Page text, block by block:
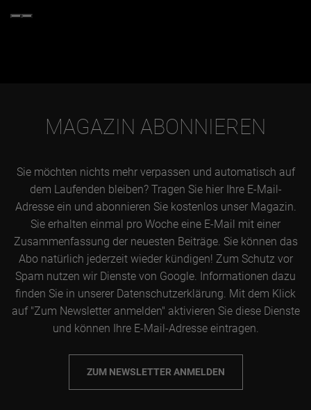
MAGAZIN ABONNIEREN
Sie möchten nichts mehr verpassen und automatisch auf
dem Laufenden bleiben? Tragen Sie hier Ihre E-Mail-
Adresse ein und abonnieren Sie kostenlos unser Magazin.
Sie erhalten einmal pro Woche eine E-Mail mit einer
Zusammenfassung der neuesten Beiträge. Sie können das
Abo natürlich jederzeit wieder kündigen! Zum Schutz vor
Spam nutzen wir Dienste von Google. Informationen dazu
finden Sie in unserer Datenschutzerklärung. Mit dem Klick
auf "Zum Newsletter anmelden" aktivieren Sie diese Dienste
und können Ihre E-Mail-Adresse eintragen.
ZUM NEWSLETTER ANMELDEN